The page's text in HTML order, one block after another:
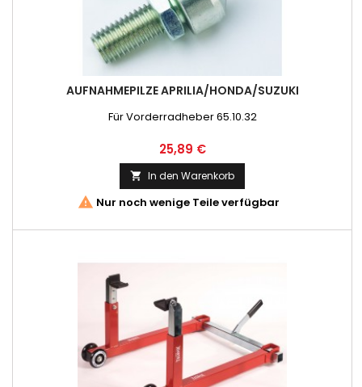
AUFNAHMEPILZE APRILIA/HONDA/SUZUKI
Für Vorderradheber 65.10.32
Preis
25,89 €
 In den Warenkorb
 Nur noch wenige Teile verfügbar